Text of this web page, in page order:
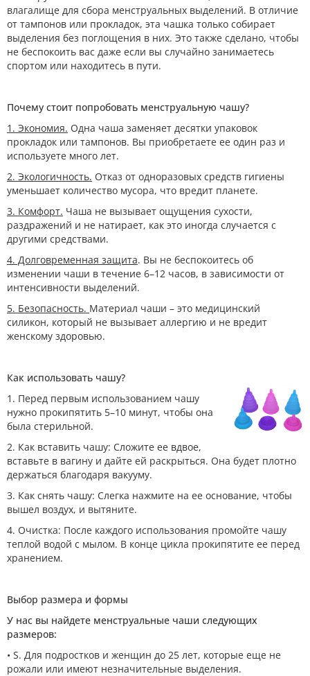
влагалище для сбора менструальных выделений. В отличие
от тампонов или прокладок, эта чашка только собирает
выделения без поглощения в них. Это также сделано, чтобы
не беспокоить вас даже если вы случайно занимаетесь
спортом или находитесь в пути.
Почему стоит попробовать менструальную чашу?
1. Экономия. Одна чаша заменяет десятки упаковок
прокладок или тампонов. Вы приобретаете ее один раз и
используете много лет.
2. Экологичность. Отказ от одноразовых средств гигиены
уменьшает количество мусора, что вредит планете.
3. Комфорт. Чаша не вызывает ощущения сухости,
раздражений и не натирает, как это иногда случается с
другими средствами.
4. Долговременная защита. Вы не беспокоитесь об
изменении чаши в течение 6–12 часов, в зависимости от
интенсивности выделений.
5. Безопасность. Материал чаши – это медицинский
силикон, который не вызывает аллергию и не вредит
женскому здоровью.
Как использовать чашу?
1. Перед первым использованием чашу
нужно прокипятить 5–10 минут, чтобы она
была стерильной.
2. Как вставить чашу: Сложите ее вдвое,
вставьте в вагину и дайте ей раскрыться. Она будет плотно
держаться благодаря вакууму.
3. Как снять чашу: Слегка нажмите на ее основание, чтобы
вышел воздух, и вытяните.
4. Очистка: После каждого использования промойте чашу
теплой водой с мылом. В конце цикла прокипятите ее перед
хранением.
Выбор размера и формы
У нас вы найдете менструальные чаши следующих
размеров:
• S. Для подростков и женщин до 25 лет, которые еще не
рожали или имеют незначительные выделения.